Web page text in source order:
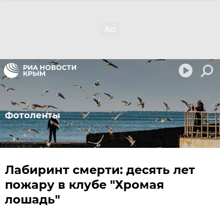
Фотоленты
Лабиринт смерти: десять лет
пожару в клубе "Хромая
лошадь"